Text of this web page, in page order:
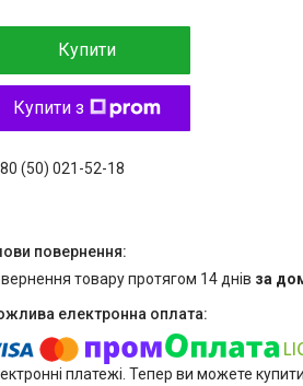
Купити
Купити з
(50) 021-52-18
товару протягом 14 днів за
платежі. Тепер ви можете